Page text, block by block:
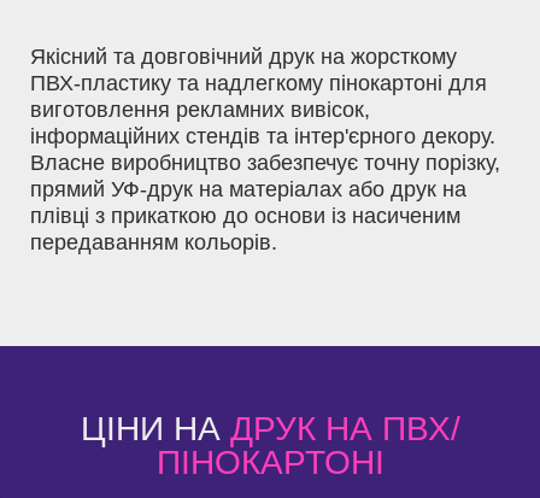
Якісний та довговічний друк на жорсткому
ПВХ-пластику та надлегкому пінокартоні для
виготовлення рекламних вивісок,
інформаційних стендів та інтер'єрного декору.
Власне виробництво забезпечує точну порізку,
прямий УФ-друк на матеріалах або друк на
плівці з прикаткою до основи із насиченим
передаванням кольорів.
ЦІНИ НА ДРУК НА ПВХ/
ПІНОКАРТОНІ